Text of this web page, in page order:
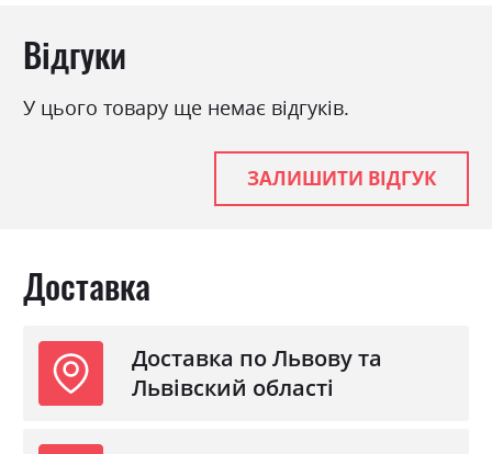
Колір (Фасад):
дуб крафт/білий глянець
дуб крафт
дуб крафт/білий глянець
Відгуки
У цього товару ще немає відгуків.
ЗАЛИШИТИ ВІДГУК
Доставка
Доставка по Львову та
Львівский області